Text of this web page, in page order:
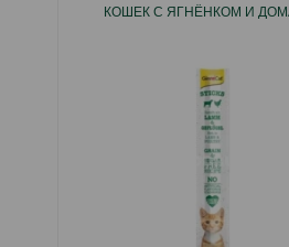
КОШЕК С ЯГНЁНКОМ И